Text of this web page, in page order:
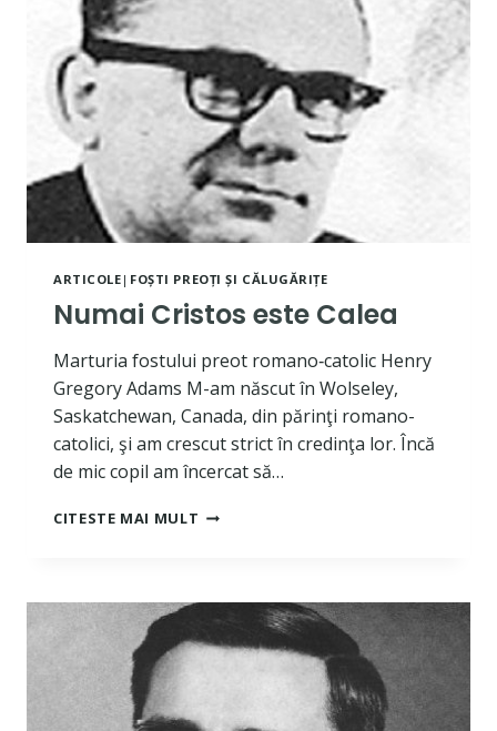
ARTICOLE | FOȘTI PREOȚI ȘI CĂLUGĂRIȚE
Numai Cristos este Calea
Marturia fostului preot romano‐catolic Henry
Gregory Adams M-am născut în Wolseley,
Saskatchewan, Canada, din părinţi romano-
catolici, şi am crescut strict în credinţa lor. Încă
de mic copil am încercat să…
CITESTE MAI MULT NUMAI